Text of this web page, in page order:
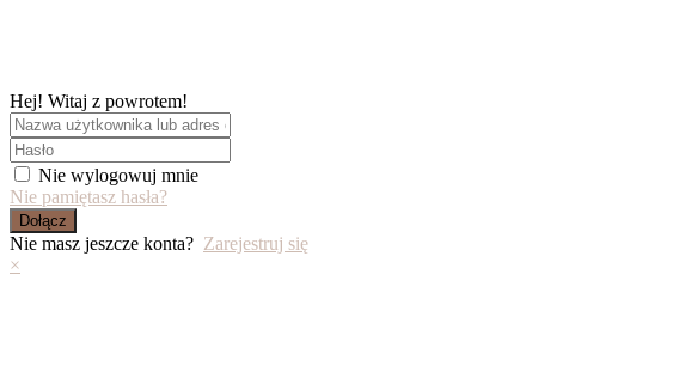
Hej! Witaj z powrotem!
Nie wylogowuj mnie
Nie pamiętasz hasła?
Dołącz
Nie masz jeszcze konta? Zarejestruj się
×